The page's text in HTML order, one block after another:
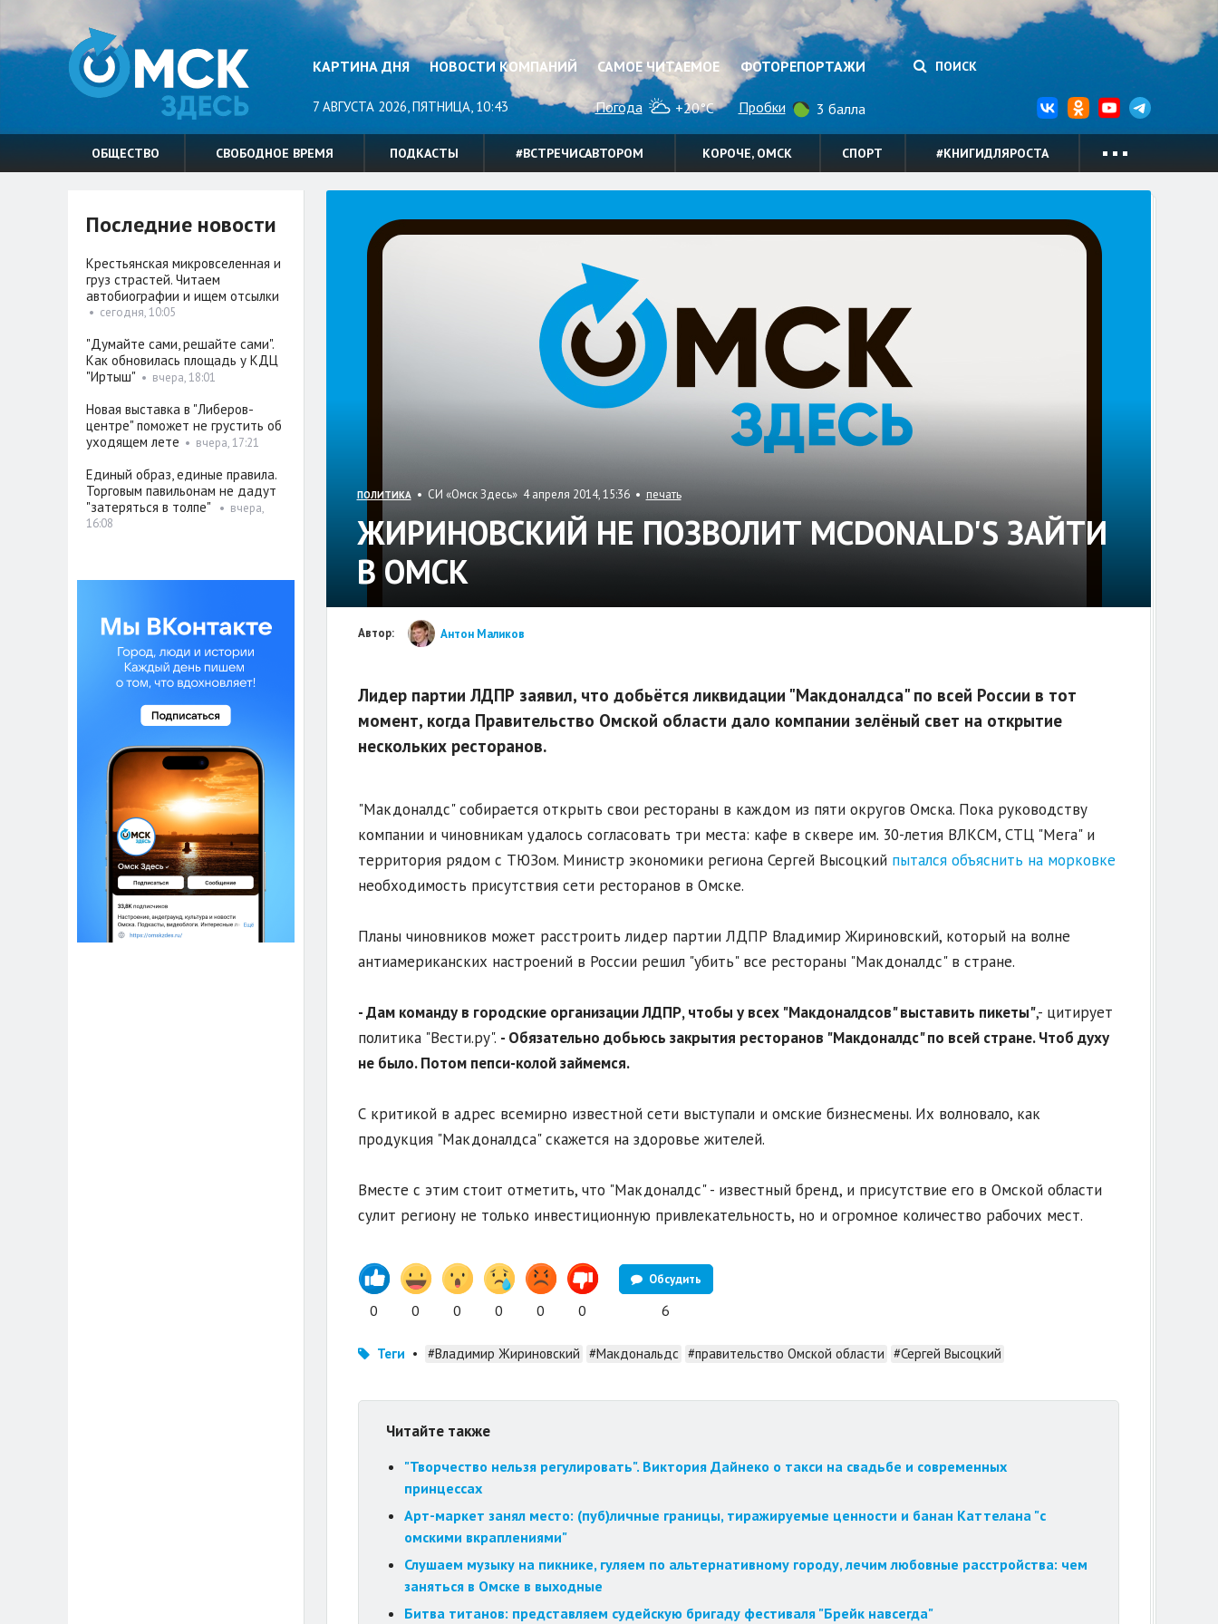
КАРТИНА ДНЯ НОВОСТИ КОМПАНИЙ САМОЕ ЧИТАЕМОЕ ФОТОРЕПОРТАЖИ ПОИСК
7 АВГУСТА 2026, ПЯТНИЦА, 10:43 Погода +20°C Пробки 3 балла
ОБЩЕСТВО СВОБОДНОЕ ВРЕМЯ ПОДКАСТЫ #ВСТРЕЧИСАВТОРОМ КОРОЧЕ, ОМСК СПОРТ #КНИГИДЛЯРОСТА
ПОЛИТИКА• СИ «Омск Здесь» 4 апреля 2014, 15:36 • печать
ЖИРИНОВСКИЙ НЕ ПОЗВОЛИТ MCDONALD'S ЗАЙТИ
В ОМСК
Автор: Антон Маликов
Лидер партии ЛДПР заявил, что добьётся ликвидации "Макдоналдса" по всей России в тот
момент, когда Правительство Омской области дало компании зелёный свет на открытие
нескольких ресторанов.
"Макдоналдс" собирается открыть свои рестораны в каждом из пяти округов Омска. Пока руководству
компании и чиновникам удалось согласовать три места: кафе в сквере им. 30-летия ВЛКСМ, СТЦ "Мега" и
территория рядом с ТЮЗом. Министр экономики региона Сергей Высоцкий пытался объяснить на морковке
необходимость присутствия сети ресторанов в Омске.
Планы чиновников может расстроить лидер партии ЛДПР Владимир Жириновский, который на волне
антиамериканских настроений в России решил "убить" все рестораны "Макдоналдс" в стране.
- Дам команду в городские организации ЛДПР, чтобы у всех "Макдоналдсов" выставить пикеты",- цитирует
политика "Вести.ру". - Обязательно добьюсь закрытия ресторанов "Макдоналдс" по всей стране. Чтоб духу
не было. Потом пепси-колой займемся.
С критикой в адрес всемирно известной сети выступали и омские бизнесмены. Их волновало, как
продукция "Макдоналдса" скажется на здоровье жителей.
Вместе с этим стоит отметить, что "Макдоналдс" - известный бренд, и присутствие его в Омской области
сулит региону не только инвестиционную привлекательность, но и огромное количество рабочих мест.
0 0 0 0 0 0
Обсудить
6
Теги • #Владимир Жириновский #Макдональдс #правительство Омской области #Сергей Высоцкий
Читайте также
"Творчество нельзя регулировать". Виктория Дайнеко о такси на свадьбе и современных
принцессах
Арт-маркет занял место: (пуб)личные границы, тиражируемые ценности и банан Каттелана "с
омскими вкраплениями"
Слушаем музыку на пикнике, гуляем по альтернативному городу, лечим любовные расстройства: чем
заняться в Омске в выходные
Битва титанов: представляем судейскую бригаду фестиваля "Брейк навсегда"
Последние новости
Крестьянская микровселенная и
груз страстей. Читаем
автобиографии и ищем отсылки
• сегодня, 10:05
"Думайте сами, решайте сами".
Как обновилась площадь у КДЦ
"Иртыш" • вчера, 18:01
Новая выставка в "Либеров-
центре" поможет не грустить об
уходящем лете • вчера, 17:21
Единый образ, единые правила.
Торговым павильонам не дадут
"затеряться в толпе"
• вчера,
16:08